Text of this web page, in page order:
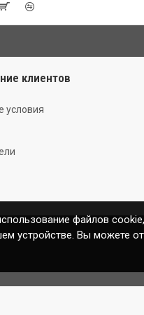
клиентов
условия
файлов
устройстве. Вы можете